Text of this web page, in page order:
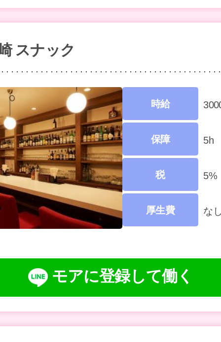
スナック
時給
保障 5h
税 5%
厚生費 な
モアに登録して働く